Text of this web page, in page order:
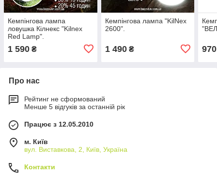
Кемпінгова лампа
ловушка Кілнекс "Kilnex
Red Lamp".
1 590 ₴
Кемпінгова лампа "KilNex
2600".
1 490₴ 970
Про нас
Рейтинг не сформований
Менше 5 відгуків за останній рік
Працює з 12.05.2010
м. Київ
вул. Виставкова, 2, Київ, Україна
Контакти